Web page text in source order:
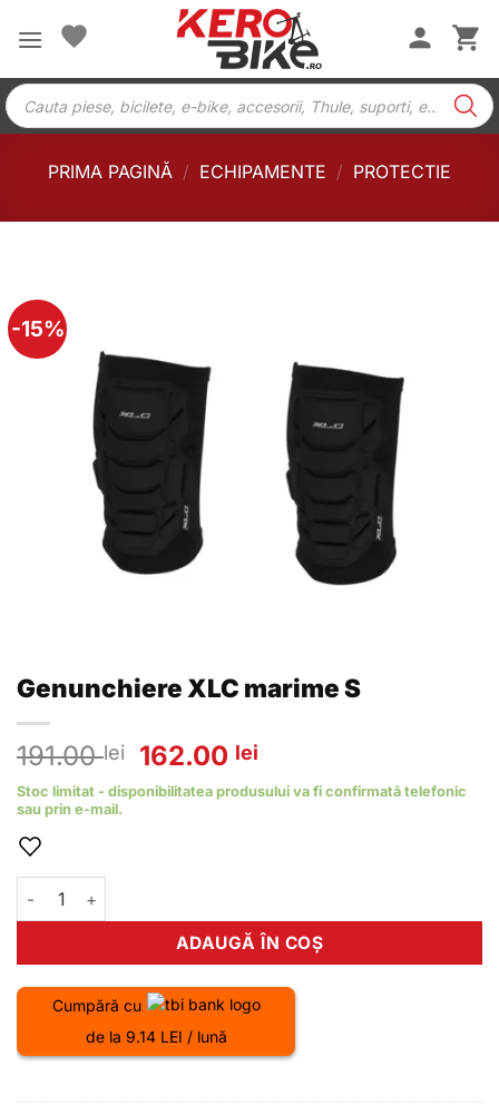
Products
search
PRIMA PAGINĂ / ECHIPAMENTE / PROTECTIE
-15%
Genunchiere XLC marime S
191.00lei
Prețul
inițial
162.00 lei
curent
Stoc limitat - disponibilitatea produsului va fi confirmată telefonic
sau prin e-mail.
Cantitate Genunchiere XLC marime S
ADAUGĂ ÎN COȘ
Cumpără cu
de la 9.14 LEI / lună